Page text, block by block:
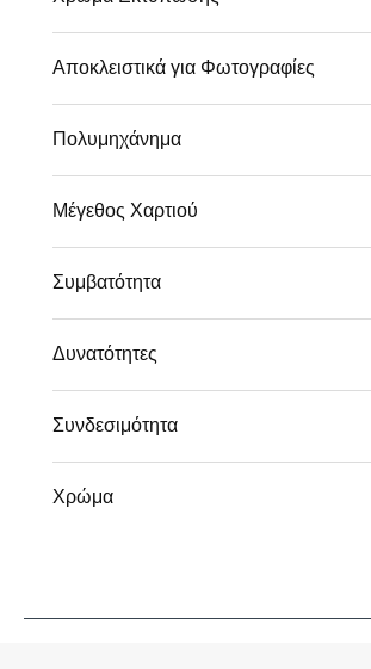
Αποκλειστικά για Φωτογραφίες
Πολυμηχάνημα
Μέγεθος Χαρτιού
Συμβατότητα
Δυνατότητες
Συνδεσιμότητα
Χρώμα